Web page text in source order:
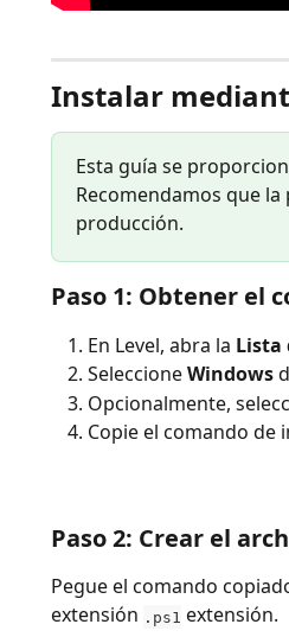
Instalar
Esta guía se
Recomendamos que
producción.
Paso 1: Obtener el
En Level, abra la Lista
Seleccione Windows
Opcionalmente,
Copie el comando de
Paso 2: Crear el
Pegue el comando
extensión .ps1 extensión.